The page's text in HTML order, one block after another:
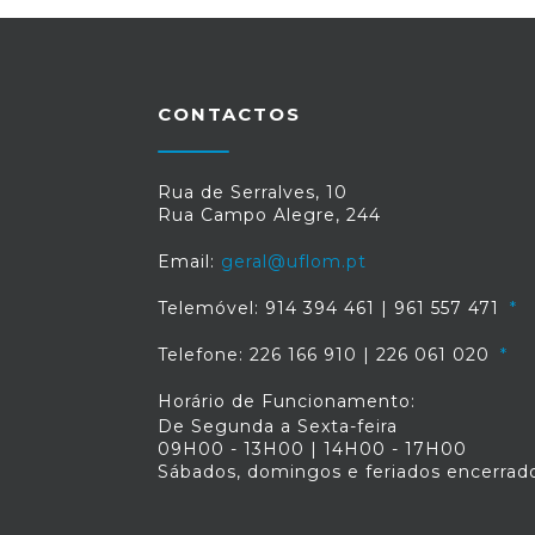
CONTACTOS
Rua de Serralves, 10
Rua Campo Alegre, 244
Email: geral@uflom.pt
Telemóvel: 914 394 461 | 961 557 471
Telefone: 226 166 910 | 226 061 020
Horário de Funcionamento:
De Segunda a Sexta-feira
09H00 - 13H00 | 14H00 - 17H00
Sábados, domingos e feriados